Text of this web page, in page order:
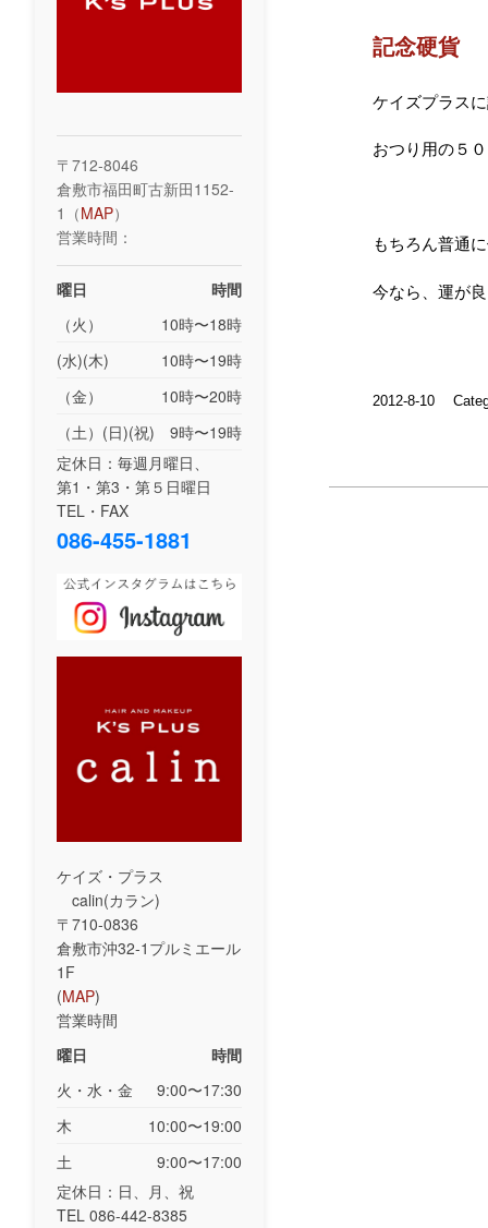
記念硬貨
ケイズプラス
おつり用の５
もちろん普通
今なら、運が
2012-8-10
〒712-8046
倉敷市福田町古新田1152-
1（MAP）
営業時間：
曜日
時間
（火）
10時〜18時
(水)(木)
10時〜19時
（金）
10時〜20時
（土）(日)(祝)
9時〜19時
定休日：毎週月曜日、
第1・第3・第５日曜日
TEL・FAX
086-455-1881
ケイズ・プラス
calin(カラン)
〒710-0836
倉敷市沖32-1プルミエール
1F
(MAP)
営業時間
曜日
時間
火・水・金
9:00〜17:30
木
10:00〜19:00
土
9:00〜17:00
定休日：日、月、祝
TEL 086-442-8385